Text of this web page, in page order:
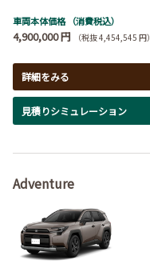
車両本体価格 （消費税込）
4,900,000 円 （税抜 4,454,545 円）
詳細をみる
見積りシミュレーション
Adventure